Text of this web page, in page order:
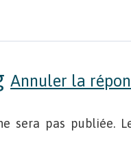
Annuler la
sera pas publiée.